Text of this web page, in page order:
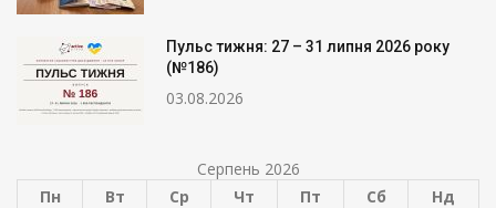
Пульс тижня: 27 – 31 липня 2026 року
(№186)
03.08.2026
Серпень 2026
Пн
Вт Ср Чт Пт Сб Нд